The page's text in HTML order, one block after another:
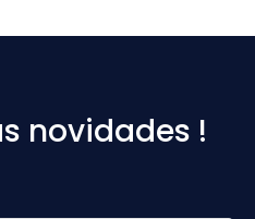
novidades !